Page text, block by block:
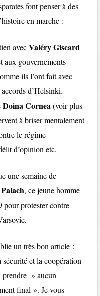
font penser à des
en marche :
avecValéry Giscard
aux gouvernements
ils l’ont fait avec
d’Helsinki.
Doina Cornea(voir plus
à briser mentalement
le régime
d’opinion etc.
une semaine de
, ce jeune homme
pour protester contre
un très bon article :
et la coopération
prendre » aucun
final ». Je vous